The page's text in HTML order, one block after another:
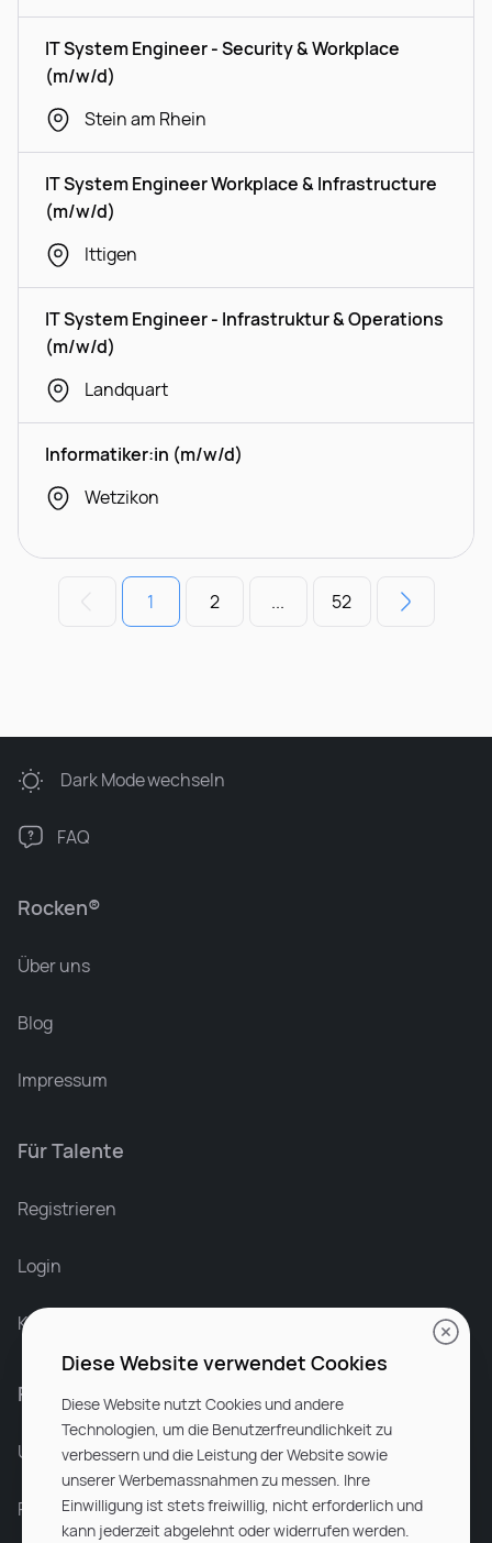
IT System Engineer - Security & Workplace
(m/w/d)
Stein am Rhein
IT System Engineer Workplace & Infrastructure
(m/w/d)
Ittigen
IT System Engineer - Infrastruktur & Operations
(m/w/d)
Landquart
Informatiker:in (m/w/d)
Wetzikon
1 2 ... 52
Rocken®
Über uns
Blog
Impressum
Für Talente
Registrieren
Login
Karriere bei Rocken
Für Unternehmen
Unsere Dienstleistungen
Partnerunternehmen
Dark Modewechseln
FAQ
Diese Website verwendet Cookies
Diese Website nutzt Cookies und andere
Technologien, um die Benutzerfreundlichkeit zu
verbessern und die Leistung der Website sowie
unserer Werbemassnahmen zu messen. Ihre
Einwilligung ist stets freiwillig, nicht erforderlich und
kann jederzeit abgelehnt oder widerrufen werden.